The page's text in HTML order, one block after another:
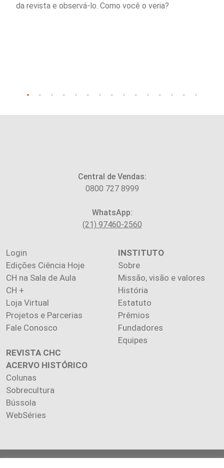
da revista e observá-lo. Como você o veria?
Central de Vendas:
0800 727 8999
WhatsApp:
(21) 97460-2560
Login
Edições Ciência Hoje
CH na Sala de Aula
CH +
Loja Virtual
Projetos e Parcerias
Fale Conosco
INSTITUTO
Sobre
Missão, visão e valores
História
Estatuto
Prêmios
Fundadores
Equipes
REVISTA CHC
ACERVO HISTÓRICO
Colunas
Sobrecultura
Bússola
WebSéries